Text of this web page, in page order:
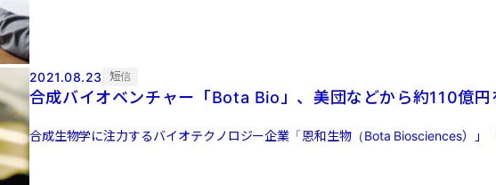
2021.08.23 短信
合成バイオベンチャー「Bota Bio」、美団などから約110億円
合成生物学に注力するバイオテクノロジー企業「恩和生物（Bota Biosciences）」